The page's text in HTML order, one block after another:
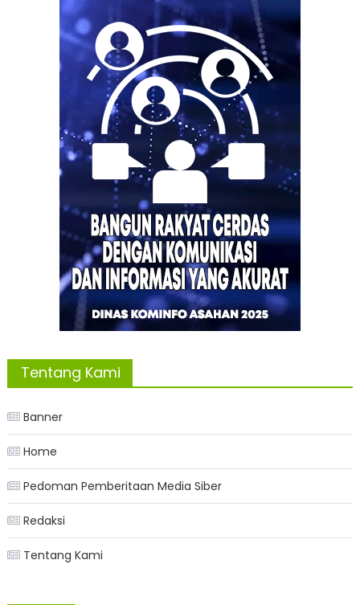
Tentang Kami
Banner
Home
Pedoman Pemberitaan Media Siber
Redaksi
Tentang Kami